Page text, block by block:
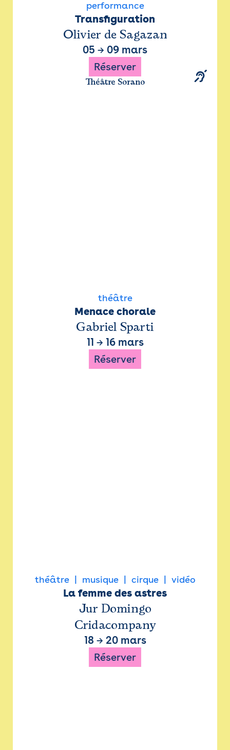
performance
Transfiguration
Olivier de Sagazan
05 → 09 mars
Réserver
Théâtre Sorano
théâtre
Menace chorale
Gabriel Sparti
11 → 16 mars
Réserver
théâtre musique cirque vidéo
La femme des astres
Jur Domingo
Cridacompany
18 → 20 mars
Réserver